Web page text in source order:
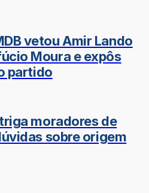
vetou Amir Lando
Moura e expôs
partido
moradores de
sobre origem